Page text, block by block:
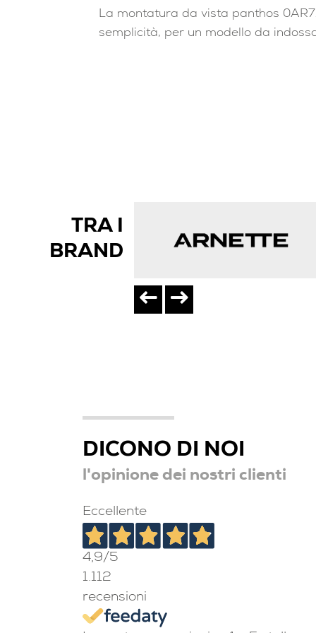
La montatura da vista panthos
semplicità, per un modello da
TRA I
BRAND
DICONO DI NOI
l'opinione dei nostri clienti
Eccellente
4,9/5
1.112
recensioni